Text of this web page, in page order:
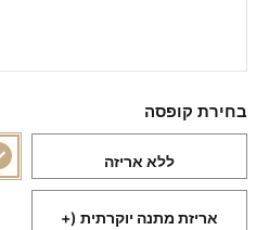
בחירת קופסה
ללא אריזה
אריזת מתנה יוקרתית (+